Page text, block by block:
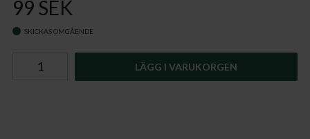
99 SEK
SKICKAS OMGÅENDE
LÄGG I VARUKORGEN